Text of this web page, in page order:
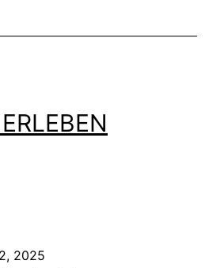
2025